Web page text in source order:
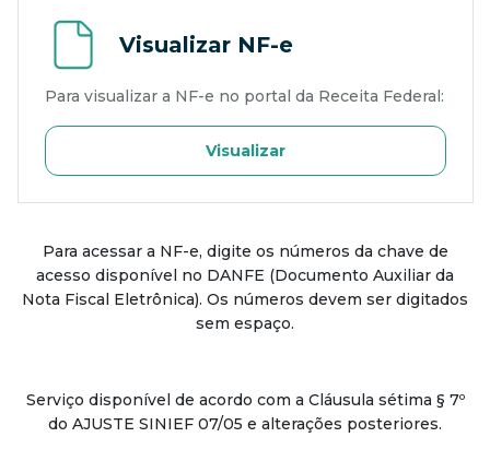
Visualizar NF-e
Para visualizar a NF-e no portal da Receita Federal:
Visualizar
Para acessar a NF-e, digite os números da chave de
acesso disponível no DANFE (Documento Auxiliar da
Nota Fiscal Eletrônica). Os números devem ser digitados
sem espaço.
Serviço disponível de acordo com a Cláusula sétima § 7º
do AJUSTE SINIEF 07/05 e alterações posteriores.